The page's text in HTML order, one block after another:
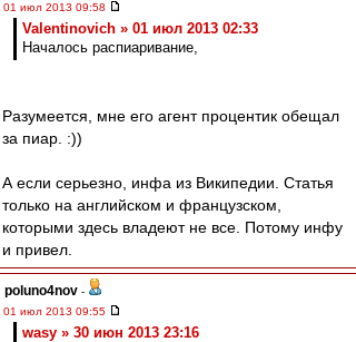
01 июл 2013 09:58
Valentinovich » 01 июл 2013 02:33
Началось распиаривание,
Разумеется, мне его агент процентик обещал
за пиар. :))
А если серьезно, инфа из Википедии. Статья
только на английском и французском,
которыми здесь владеют не все. Потому инфу
и привел.
poluno4nov -
01 июл 2013 09:55
wasy » 30 июн 2013 23:16